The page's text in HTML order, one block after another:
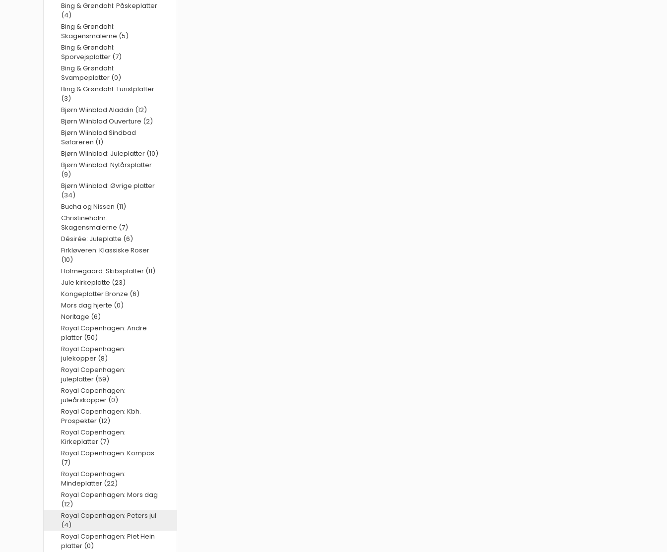
Bing & Grøndahl: Påskeplatter
(4)
Bing & Grøndahl:
Skagensmalerne (5)
Bing & Grøndahl:
Sporvejsplatter (7)
Bing & Grøndahl:
Svampeplatter (0)
Bing & Grøndahl: Turistplatter
(3)
Bjørn Wiinblad Aladdin (12)
Bjørn Wiinblad Ouverture (2)
Bjørn Wiinblad Sindbad
Søfareren (1)
Bjørn Wiinblad: Juleplatter (10)
Bjørn Wiinblad: Nytårsplatter
(9)
Bjørn Wiinblad: Øvrige platter
(34)
Bucha og Nissen (11)
Christineholm:
Skagensmalerne (7)
Désirée: Juleplatte (6)
Firkløveren: Klassiske Roser
(10)
Holmegaard: Skibsplatter (11)
Jule kirkeplatte (23)
Kongeplatter Bronze (6)
Mors dag hjerte (0)
Noritage (6)
Royal Copenhagen: Andre
platter (50)
Royal Copenhagen:
julekopper (8)
Royal Copenhagen:
juleplatter (59)
Royal Copenhagen:
juleårskopper (0)
Royal Copenhagen: Kbh.
Prospekter (12)
Royal Copenhagen:
Kirkeplatter (7)
Royal Copenhagen: Kompas
(7)
Royal Copenhagen:
Mindeplatter (22)
Royal Copenhagen: Mors dag
(12)
Royal Copenhagen: Peters jul
(4)
Royal Copenhagen: Piet Hein
platter (0)